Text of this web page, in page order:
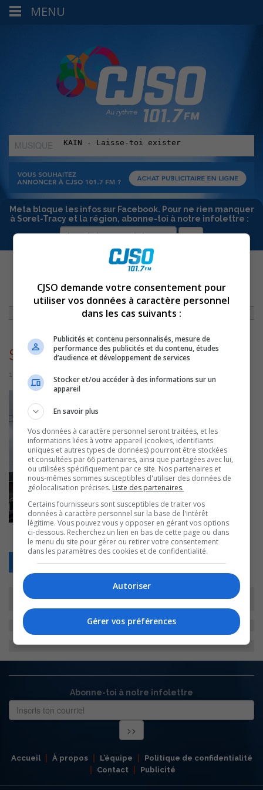
MUSIQUE
:
Meta bloque les infos sur Facebook. Pour ne rien manquer
à Sorel-Tracy et la région, abonne-toi à notre infolettre :
ACCUEIL »ACTUALITÉS»PORTES OUVERTES À LA DISTILLERIE LES
SUBVERSIFS LE 6 JUIN » SUBVERSIFS
Subversifs
11 mai 2026 | Par Sylvain Rochon
Retour
Abonne-toi à notre infolettre
Accueil À propos L’équipe
Politique de confidentialité
Contact
Publicité
MENU
CJSO demande votre consentement pour
utiliser vos données à caractère personnel
dans les cas suivants :
Publicités et contenu personnalisés, mesure de
performance des publicités et du contenu, études
d’audience et développement de services
Stocker et/ou accéder à des informations sur un
appareil
En savoir plus
Vos données à caractère personnel seront traitées, et les
informations liées à votre appareil (cookies, identifiants
uniques et autres types de données) pourront être stockées
et consultées par 66 partenaires, ainsi que partagées avec lui,
ou utilisées spécifiquement par ce site. Nos partenaires et
nous-mêmes sommes susceptibles d'utiliser des données de
géolocalisation précises. Liste des partenaires.
Certains fournisseurs sont susceptibles de traiter vos
données à caractère personnel sur la base de l'intérêt
légitime. Vous pouvez vous y opposer en gérant vos options
ci-dessous. Recherchez un lien en bas de cette page ou dans
le menu du site pour gérer ou retirer votre consentement
dans les paramètres des cookies et de confidentialité.
Autoriser
Gérer vos préférences